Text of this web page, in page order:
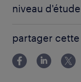
niveau d'étude
partager